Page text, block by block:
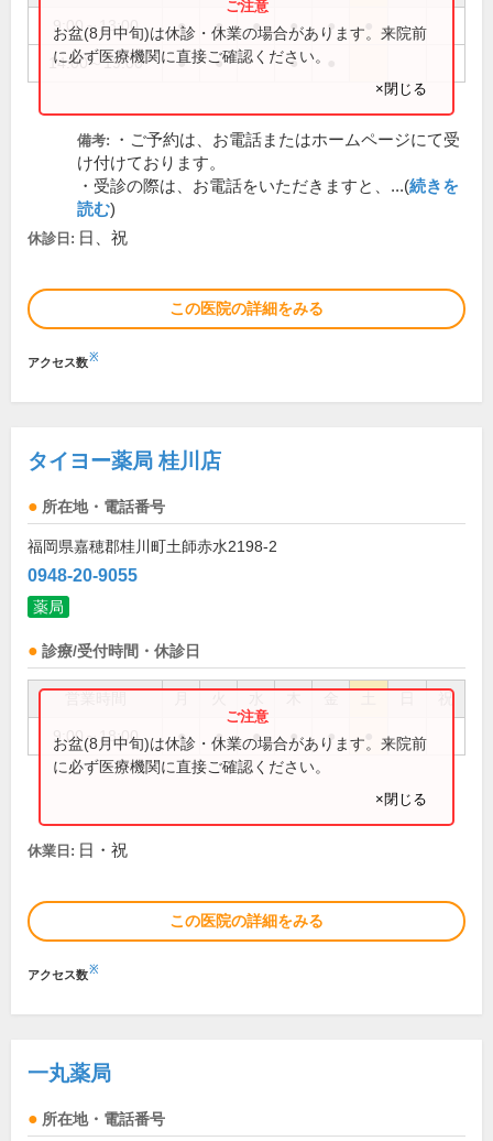
9:00～13:00 ● ● ● ● ●
14:00～19:00 ● ● ●
お盆(8月中旬)は休診・休業の場合があります。来院前
に必ず医療機関に直接ご確認ください。
×閉じる
備考:
・ご予約は、お電話またはホームページにて受
け付けております。
・受診の際は、お電話をいただきますと、...(続きを
読む)
休診日: 日、祝
この医院の詳細をみる
アクセス数※
タイヨー薬局 桂川店
所在地・電話番号
福岡県嘉穂郡桂川町土師赤水2198-2
0948-20-9055
薬局
診療/受付時間・休診日
祝
9:00～18:00 ● ● ● ● ●
お盆(8月中旬)は休診・休業の場合があります。来院前
に必ず医療機関に直接ご確認ください。
×閉じる
休業日: 日・祝
この医院の詳細をみる
アクセス数※
一丸薬局
所在地・電話番号